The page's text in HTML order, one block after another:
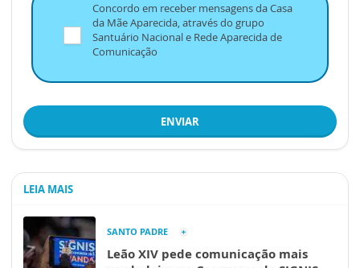
Concordo em receber mensagens da Casa
da Mãe Aparecida, através do grupo
Santuário Nacional e Rede Aparecida de
Comunicação
ENVIAR
LEIA MAIS
SANTO PADRE
Leão XIV pede comunicação mais